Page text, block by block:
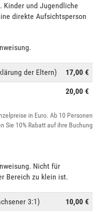
Kinder und Jugendliche
direkte Aufsichtsperson
der Eltern) 17,00 €
20,00 €
in Euro. Ab 10 Personen
Sie 10% Rabatt auf ihre Buchung
Nicht für
Bereich zu klein ist.
3:1) 10,00 €